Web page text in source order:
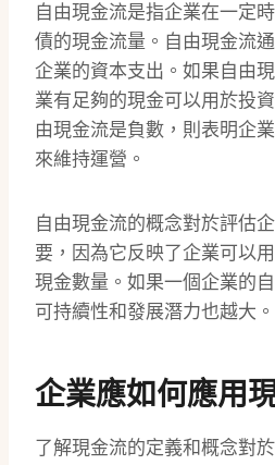
自由現金流是指企業在一定
債的現金流量。自由現金流
企業的資本支出。如果自由
業有足夠的現金可以用於投
由現金流是負數，則表明企
來維持運營。
自由現金流的概念對於評估
要，因為它反映了企業可以
現金數量。如果一個企業的
可持續性和發展潛力也越大。
企業應如何應用
了解現金流的定義和概念對